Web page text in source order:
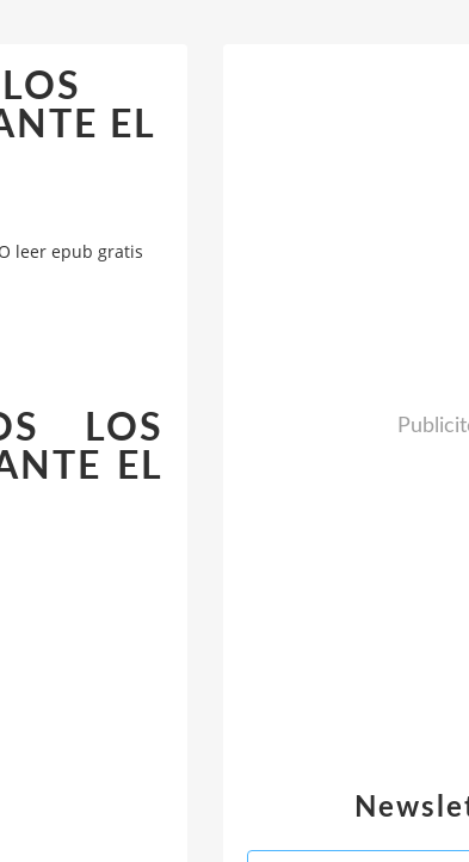
EL
leer epub gratis
LOS
EL